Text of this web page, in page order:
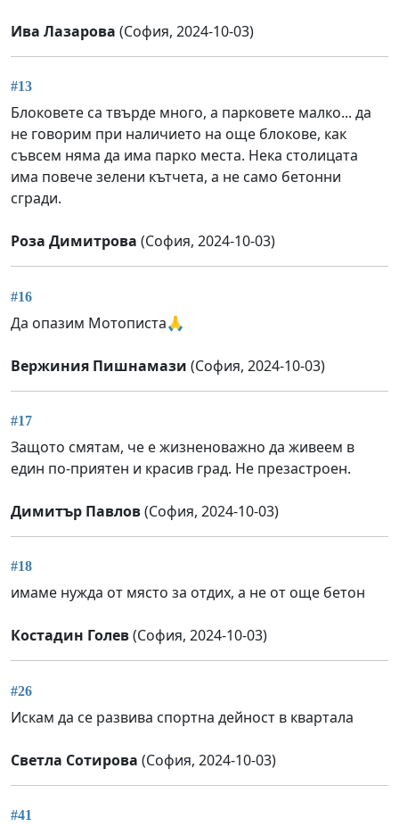
Ива Лазарова (София, 2024-10-03)
#13
Блоковете са твърде много, а парковете малко... да
не говорим при наличието на още блокове, как
съвсем няма да има парко места. Нека столицата
има повече зелени кътчета, а не само бетонни
сгради.
Роза Димитрова (София, 2024-10-03)
#16
Да опазим Мотописта🙏
Вержиния Пишнамази (София, 2024-10-03)
#17
Защото смятам, че е жизненоважно да живеем в
един по-приятен и красив град. Не презастроен.
Димитър Павлов(София, 2024-10-03)
#18
имаме нужда от място за отдих, а не от още бетон
Костадин Голев(София, 2024-10-03)
#26
Искам да се развива спортна дейност в квартала
Светла Сотирова (София, 2024-10-03)
#41